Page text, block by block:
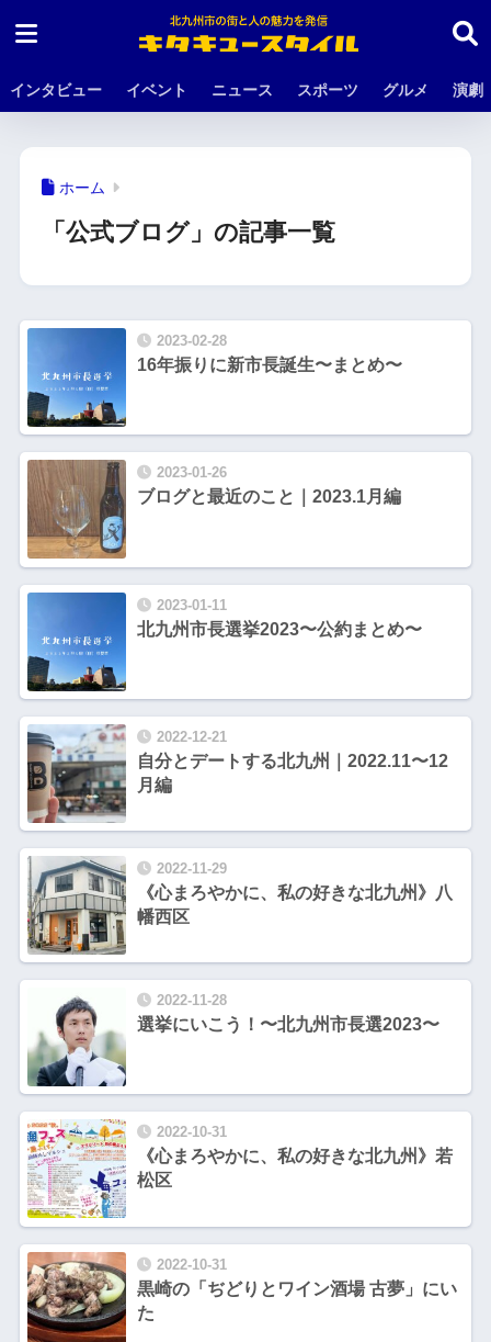
インタビュー イベント ニュース スポーツ グルメ 演劇
ホーム
「公式ブログ」の記事一覧
2023-02-28
16年振りに新市長誕生〜まとめ〜
2023-01-26
ブログと最近のこと｜2023.1月編
2023-01-11
北九州市長選挙2023〜公約まとめ〜
2022-12-21
自分とデートする北九州｜2022.11〜12
月編
2022-11-29
《心まろやかに、私の好きな北九州》八
幡西区
2022-11-28
選挙にいこう！〜北九州市長選2023〜
2022-10-31
《心まろやかに、私の好きな北九州》若
松区
2022-10-31
黒崎の「ぢどりとワイン酒場 古夢」にい
た